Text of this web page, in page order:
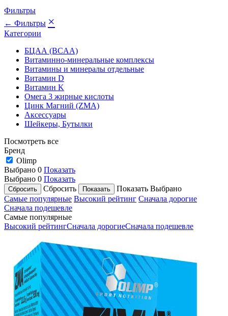
Фильтры
← Фильтры ×
Категории
БЦАА (BCAA)
Витаминно-минеральные комплексы
Витамины и минералы отдельные
Витамин D
Витамин K
Омега 3 жирные кислоты
Цинк Магний (ZMA)
Аксессуары
Шейкеры, Бутылки
Посмотреть все
Бренд
Olimp
Выбрано 0 Показать
Выбрано 0 Показать
Сбросить
Показать Выбрано
Самые популярные Высокий рейтинг Сначала дорогие
Сначала подешевле
Самые популярные
Высокий рейтингСначала дорогиеСначала подешевле